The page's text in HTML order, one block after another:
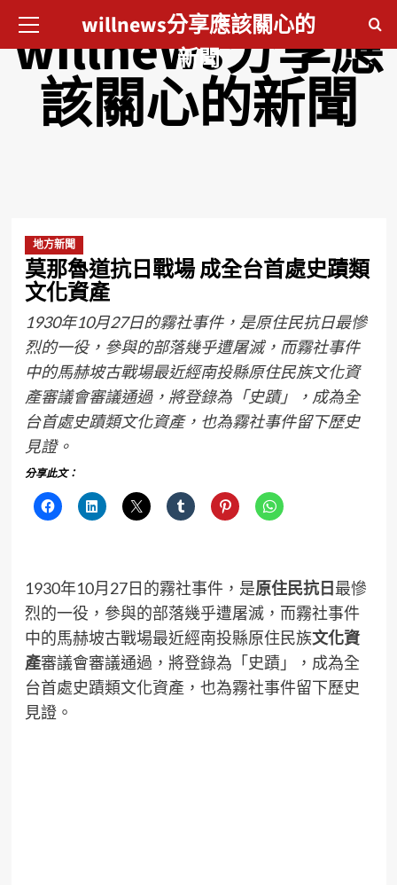
willnews分享應
該關心的新聞
willnews分享應該關心的
新聞
地方新聞
莫那魯道抗日戰場 成全台首處史蹟類
文化資產
1930年10月27日的霧社事件，是原住民抗日最慘
烈的一役，參與的部落幾乎遭屠滅，而霧社事件
中的馬赫坡古戰場最近經南投縣原住民族文化資
產審議會審議通過，將登錄為「史蹟」，成為全
台首處史蹟類文化資產，也為霧社事件留下歷史
見證。
分享此文：
1930年10月27日的霧社事件，是原住民抗日 最慘
烈的一役，參與的部落幾乎遭屠滅，而霧社事件
中的馬赫坡古戰場最近經南投縣原住民族文化資
產審議會審議通過，將登錄為「史蹟」，成為全
台首處史蹟類文化資產，也為霧社事件留下歷史
見證。